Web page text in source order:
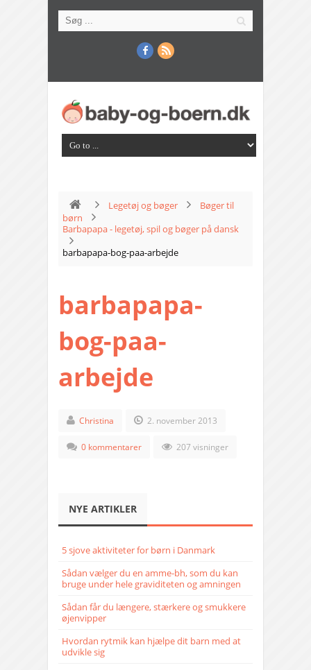
Legetøj og bøger
Bøger til
børn
Barbapapa - legetøj, spil og bøger på dansk
barbapapa-bog-paa-arbejde
barbapapa-
bog-paa-
arbejde
Christina 2. november 2013
0 kommentarer 207 visninger
NYE ARTIKLER
5 sjove aktiviteter for børn i Danmark
Sådan vælger du en amme-bh, som du kan
bruge under hele graviditeten og amningen
Sådan får du længere, stærkere og smukkere
øjenvipper
Hvordan rytmik kan hjælpe dit barn med at
udvikle sig